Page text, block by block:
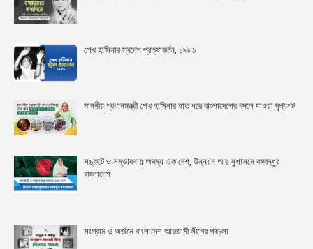
শেখ হাসিনার স্বদেশ প্রত্যাবর্তন, ১৯৮১
মাননীয় প্রধানমন্ত্রী শেখ হাসিনার হাত ধরে বাংলাদেশের বদলে যাওয়া দৃশ্যপট
সঙ্কটে ও সম্ভাবনায় অদম্য এক দেশ, উন্নয়ন আর সুশাসনে বঙ্গবন্ধুর
বাংলাদেশ
সংগ্রাম ও অর্জনে বাংলাদেশ আওয়ামী লীগের পথচলা